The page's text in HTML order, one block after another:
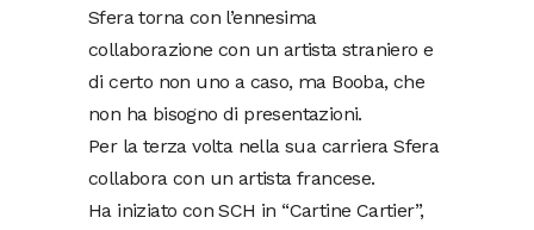
Sfera torna con l’ennesima
collaborazione con un artista straniero e
di certo non uno a caso, ma Booba, che
non ha bisogno di presentazioni.
Per la terza volta nella sua carriera Sfera
collabora con un artista francese.
Ha iniziato con SCH in “Cartine Cartier”,